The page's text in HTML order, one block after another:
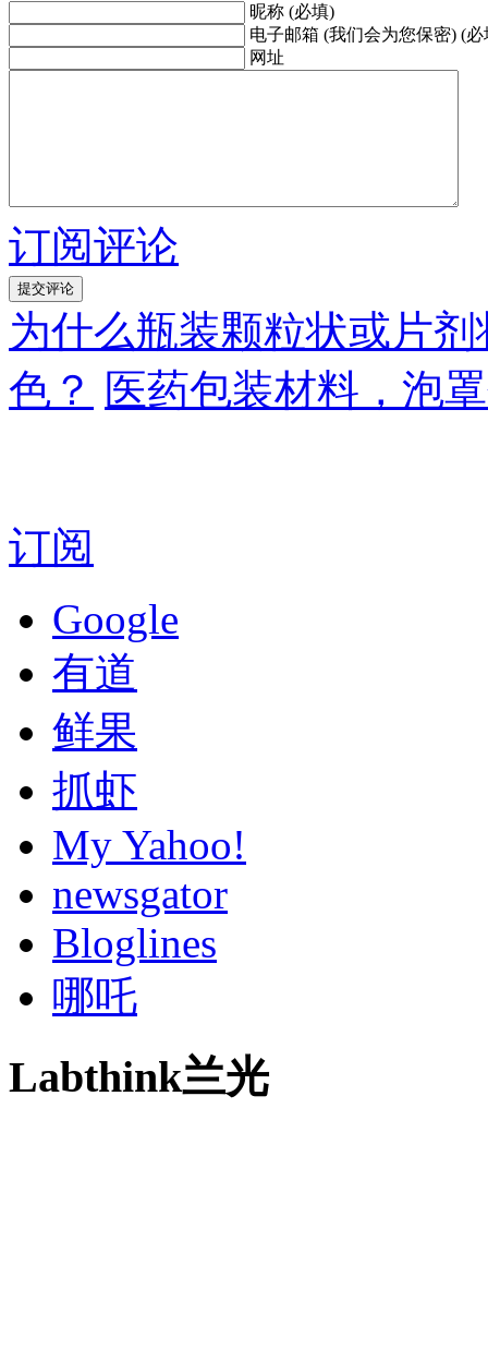
昵称 (必填)
电子邮箱 (我们会为您保密) (必
网址
订阅评论
为什么瓶装颗粒状或片
色？ 医药包装材料，泡
订阅
Google
有道
鲜果
抓虾
My Yahoo!
newsgator
Bloglines
哪吒
Labthink兰光